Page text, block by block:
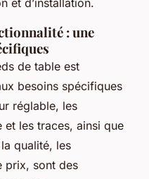
: une
de table est
besoins spécifiques
réglable, les
les traces, ainsi que
qualité, les
prix, sont des